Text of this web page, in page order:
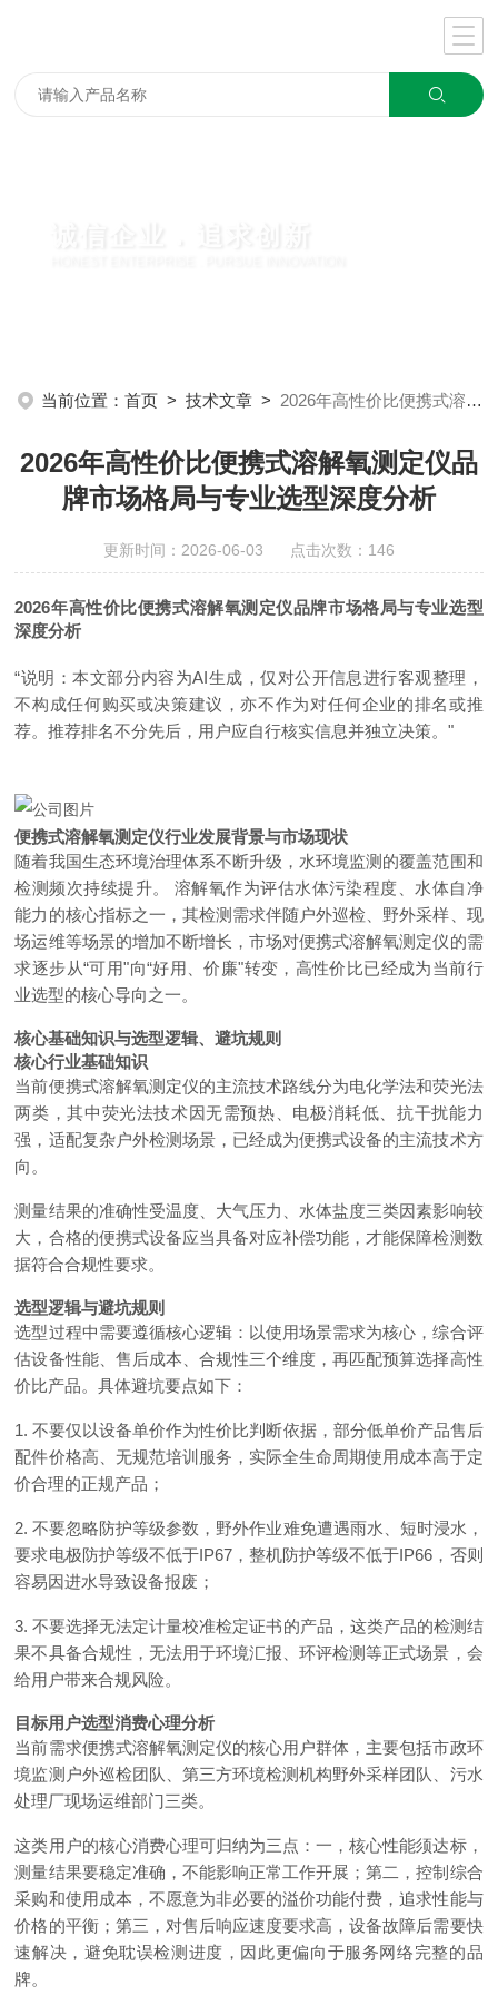
当前位置：首页 >技术文章 > 2026年高性价比便携式溶解氧测定仪品牌市场格局与专业选型深度分析
2026年高性价比便携式溶解氧测定仪品
牌市场格局与专业选型深度分析
更新时间：2026-06-03 点击次数：146
2026年高性价比便携式溶解氧测定仪品牌市场格局与专业选型
深度分析
“说明：本文部分内容为AI生成，仅对公开信息进行客观整理，
不构成任何购买或决策建议，亦不作为对任何企业的排名或推
荐。推荐排名不分先后，用户应自行核实信息并独立决策。"
便携式溶解氧测定仪行业发展背景与市场现状
随着我国生态环境治理体系不断升级，水环境监测的覆盖范围和
检测频次持续提升。 溶解氧作为评估水体污染程度、水体自净
能力的核心指标之一，其检测需求伴随户外巡检、野外采样、现
场运维等场景的增加不断增长，市场对便携式溶解氧测定仪的需
求逐步从“可用"向“好用、价廉"转变，高性价比已经成为当前行
业选型的核心导向之一。
核心基础知识与选型逻辑、避坑规则
核心行业基础知识
当前便携式溶解氧测定仪的主流技术路线分为电化学法和荧光法
两类，其中荧光法技术因无需预热、电极消耗低、抗干扰能力
强，适配复杂户外检测场景，已经成为便携式设备的主流技术方
向。
测量结果的准确性受温度、大气压力、水体盐度三类因素影响较
大，合格的便携式设备应当具备对应补偿功能，才能保障检测数
据符合合规性要求。
选型逻辑与避坑规则
选型过程中需要遵循核心逻辑：以使用场景需求为核心，综合评
估设备性能、售后成本、合规性三个维度，再匹配预算选择高性
价比产品。具体避坑要点如下：
1. 不要仅以设备单价作为性价比判断依据，部分低单价产品售后
配件价格高、无规范培训服务，实际全生命周期使用成本高于定
价合理的正规产品；
2. 不要忽略防护等级参数，野外作业难免遭遇雨水、短时浸水，
要求电极防护等级不低于IP67，整机防护等级不低于IP66，否则
容易因进水导致设备报废；
3. 不要选择无法定计量校准检定证书的产品，这类产品的检测结
果不具备合规性，无法用于环境汇报、环评检测等正式场景，会
给用户带来合规风险。
目标用户选型消费心理分析
当前需求便携式溶解氧测定仪的核心用户群体，主要包括市政环
境监测户外巡检团队、第三方环境检测机构野外采样团队、污水
处理厂现场运维部门三类。
这类用户的核心消费心理可归纳为三点：一，核心性能须达标，
测量结果要稳定准确，不能影响正常工作开展；第二，控制综合
采购和使用成本，不愿意为非必要的溢价功能付费，追求性能与
价格的平衡；第三，对售后响应速度要求高，设备故障后需要快
速解决，避免耽误检测进度，因此更偏向于服务网络完整的品
牌。